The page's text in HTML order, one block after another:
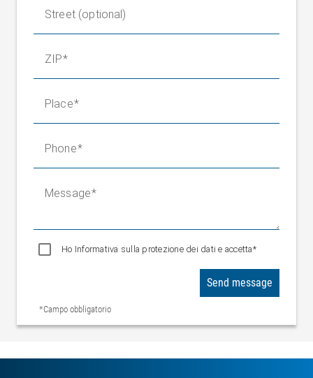
Street (optional)
ZIP
Place
Phone
Message
Ho Informativa sulla protezione dei dati e accetta*
*Campo obbligatorio
Send message